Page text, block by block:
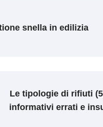
snella in edilizia
Le tipologie di rifiuti
informativi errati e